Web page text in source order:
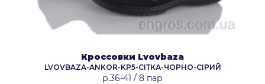
Кроссовки Lvovbaza
LVOVBAZA-ANKOR-KP5-СІТКА-ЧОРНО-СІРИЙ
р.36-41 / 8 пар